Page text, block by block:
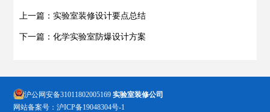
上一篇：实验室装修设计要点总结
下一篇：化学实验室防爆设计方案
沪公网安备31011802005169 实验室装修公司
网站备案号：沪ICP备19048304号-1